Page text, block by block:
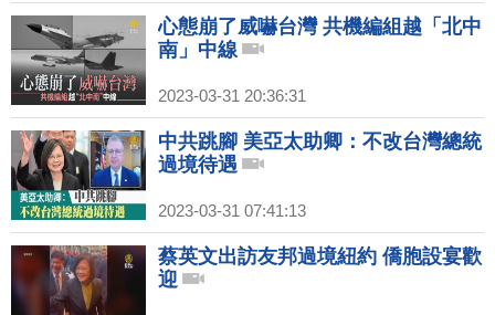
心態崩了威嚇台灣 共機編組越「北中
南」中線
2023-03-31 20:36:31
中共跳腳 美亞太助卿：不改台灣總統
過境待遇
2023-03-31 07:41:13
蔡英文出訪友邦過境紐約 僑胞設宴歡
迎